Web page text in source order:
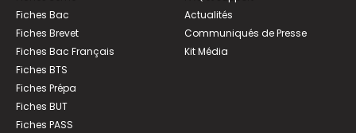
Fiches Bac
Fiches Brevet
Fiches Bac Français
Fiches BTS
Fiches Prépa
Fiches BUT
Fiches PASS
Actualités
Communiqués de Presse
Kit Média